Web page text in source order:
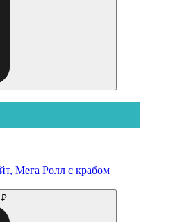
Мега Ролл с крабом
₽